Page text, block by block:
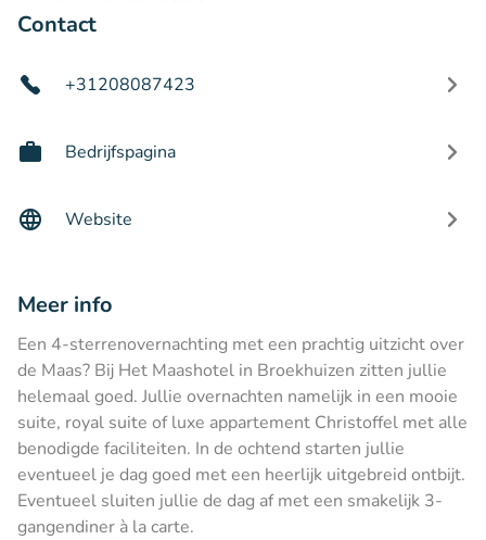
Contact
+31208087423
Bedrijfspagina
Website
Meer info
Een 4-sterrenovernachting met een prachtig uitzicht over
de Maas? Bij Het Maashotel in Broekhuizen zitten jullie
helemaal goed. Jullie overnachten namelijk in een mooie
suite, royal suite of luxe appartement Christoffel met alle
benodigde faciliteiten. In de ochtend starten jullie
eventueel je dag goed met een heerlijk uitgebreid ontbijt.
Eventueel sluiten jullie de dag af met een smakelijk 3-
gangendiner à la carte.